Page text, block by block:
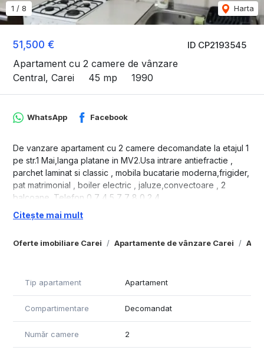
ID CP2193545
51,500 €
Apartament cu 2 camere de vânzare
Central, Carei
45 mp 1990
1 / 8 Harta
Oferte imobiliare Carei Apartamente de vânzare Carei
WhatsApp Facebook
De vanzare apartament cu 2 camere decomandate la etajul 1
pe str.1 Mai,langa platane in MV2.Usa intrare antiefractie ,
parchet laminat si classic , mobila bucatarie moderna,frigider,
pat matrimonial , boiler electric , jaluze,convectoare , 2
balcoane. Telefon 0 7 4 5 7 7 8 0 2 4.
Citește mai mult
Tip apartament Apartament
Compartimentare Decomandat
Număr camere 2